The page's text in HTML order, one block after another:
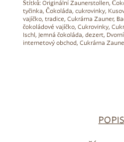
Štítků: Originální Zaunerstollen,
tyčinka, Čokoláda, cukrovinky,
vajíčko, tradice, Cukrárna Zauner,
čokoládové vajíčko, Cukrovinky,
Ischl , Jemná čokoláda, dezert,
internetový obchod, Cukrárna
POPIS